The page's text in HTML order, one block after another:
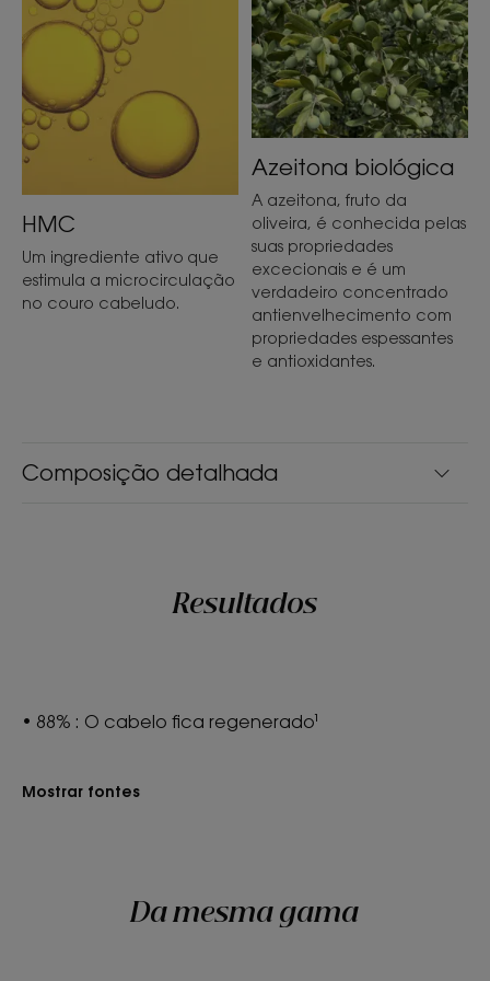
TEXTURA RECICLÁVEL
Líquido
Benefícios da textura
Fórmula líquida fácil de aplicar.
em 67 pessoas após 15 dias de utilização).
Composição detalhada
HMC
Um ingrediente ativo que
estimula a microcirculação
no couro cabeludo.
Azeitona biológica
A azeitona, fruto da
oliveira, é conhecida pelas
suas propriedades
excecionais e é um
verdadeiro concentrado
antienvelhecimento com
propriedades espessantes
e antioxidantes.
Resultados
• 88% : O cabelo fica regenerado¹
Mostrar fontes
Da mesma gama